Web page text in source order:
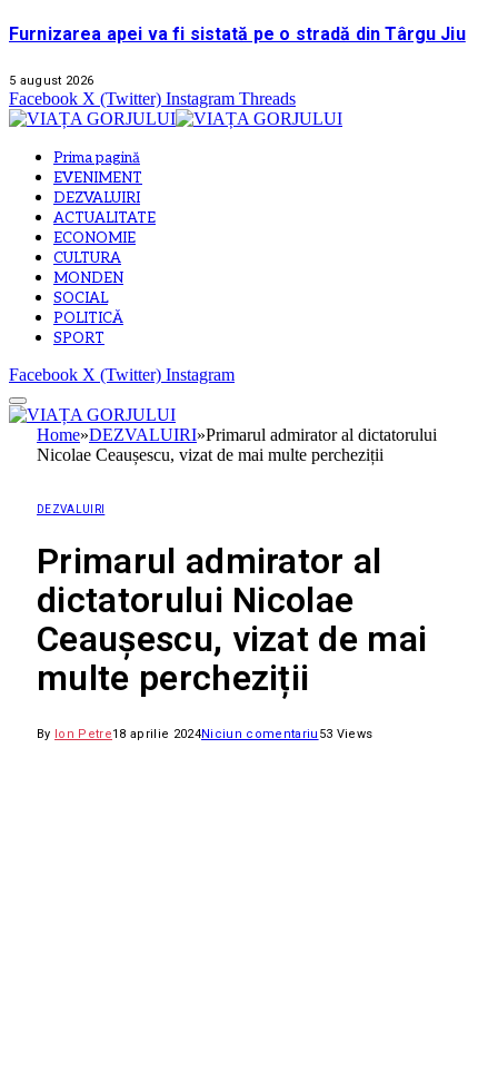
Furnizarea apei va fi sistată pe o stradă din Târgu Jiu
5 august 2026
Facebook X (Twitter) Instagram Threads
Prima pagină
EVENIMENT
DEZVALUIRI
ACTUALITATE
ECONOMIE
CULTURA
MONDEN
SOCIAL
POLITICĂ
SPORT
Facebook X (Twitter) Instagram
Home»DEZVALUIRI»Primarul admirator al dictatorului
Nicolae Ceaușescu, vizat de mai multe percheziții
DEZVALUIRI
Primarul admirator al
dictatorului Nicolae
Ceaușescu, vizat de mai
multe percheziții
By Ion Petre18 aprilie 2024Niciun comentariu 53 Views